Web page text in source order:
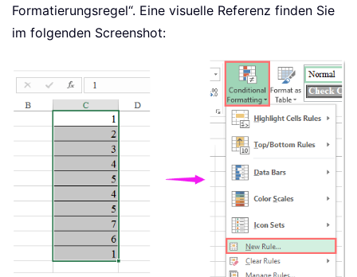
Formatierungsregel“. Eine visuelle Referenz finden Sie
im folgenden Screenshot: